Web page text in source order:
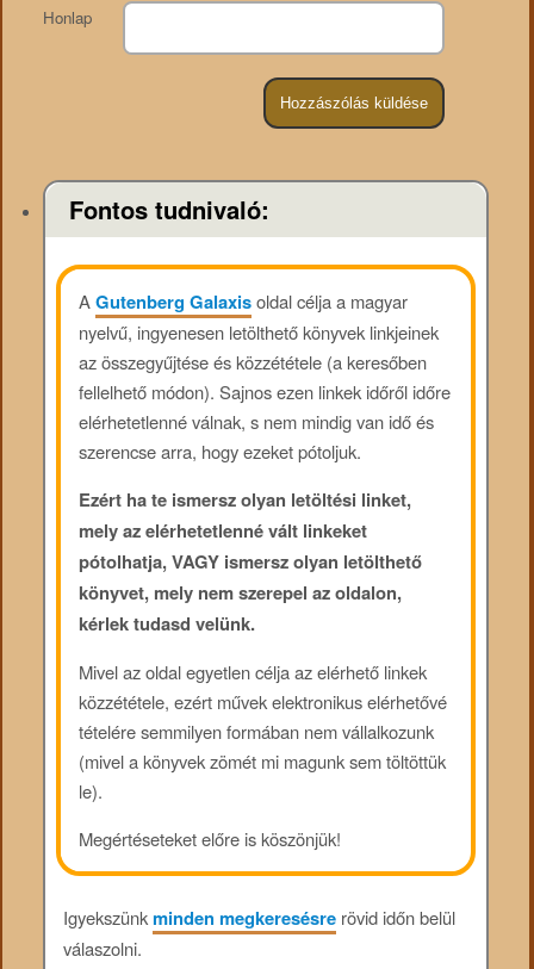
Honlap
Fontos tudnivaló:
AGutenberg Galaxisoldal célja a magyar
nyelvű, ingyenesen letölthető könyvek linkjeinek
az összegyűjtése és közzététele (a keresőben
fellelhető módon). Sajnos ezen linkek időről időre
elérhetetlenné válnak, s nem mindig van idő és
szerencse arra, hogy ezeket pótoljuk.
Ezért ha te ismersz olyan letöltési linket,
mely az elérhetetlenné vált linkeket
pótolhatja, VAGY ismersz olyan letölthető
könyvet, mely nem szerepel az oldalon,
kérlek tudasd velünk.
Mivel az oldal egyetlen célja az elérhető linkek
közzététele, ezért művek elektronikus elérhetővé
tételére semmilyen formában nem vállalkozunk
(mivel a könyvek zömét mi magunk sem töltöttük
le).
Megértéseteket előre is köszönjük!
Igyekszünkminden megkeresésrerövid időn belül
válaszolni.